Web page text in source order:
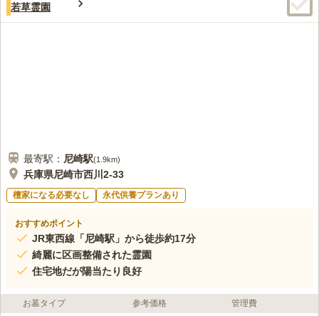
若草霊園
最寄駅： 尼崎駅(1.9km)
兵庫県尼崎市西川2-33
檀家になる必要なし 永代供養プランあり
おすすめポイント
JR東西線「尼崎駅」から徒歩約17分
綺麗に区画整備された霊園
住宅地だが陽当たり良好
お墓タイプ 参考価格 管理費